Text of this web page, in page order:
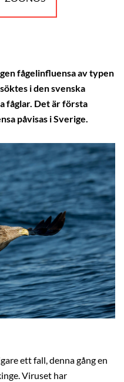
fågelinfluensa av typen
i den svenska
fåglar. Det är första
påvisas i Sverige.
ett fall, denna gång en
Viruset har